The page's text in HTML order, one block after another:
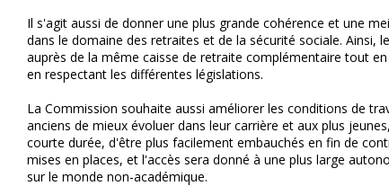
Il s'agit aussi de donner une plus grande cohérence et une
dans le domaine des retraites et de la sécurité sociale. Ainsi,
auprès de la même caisse de retraite complémentaire tout
en respectant les différentes législations.
La Commission souhaite aussi améliorer les conditions de
anciens de mieux évoluer dans leur carrière et aux plus
courte durée, d'être plus facilement embauchés en fin de
mises en places, et l'accès sera donné à une plus large
sur le monde non-académique.